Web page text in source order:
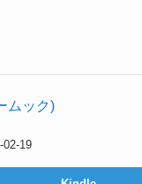
ムック)
02-19